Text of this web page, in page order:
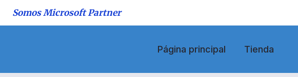
Somos Microsoft Partner
Página principal Tienda